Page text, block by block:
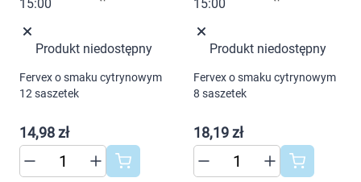
Produkt niedostępny
Fervex o smaku cytrynowym
12 saszetek
14,98 zł
Produkt niedostępny
Fervex o smaku cytrynowym
8 saszetek
18,19 zł